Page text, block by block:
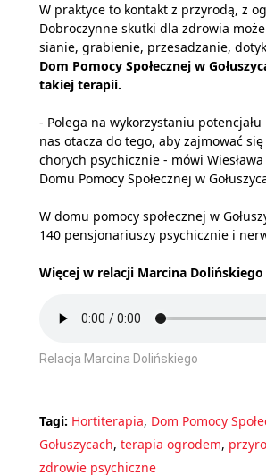
W praktyce to kontakt z przyrodą, z
Dobroczynne skutki dla zdrowia
sianie, grabienie, przesadzanie,
Dom Pomocy Społecznej w
takiej terapii.
- Polega na wykorzystaniu
nas otacza do tego, aby zajmować
chorych psychicznie - mówi Wiesława
Domu Pomocy Społecznej w
W domu pomocy społecznej w
140 pensjonariuszy psychicznie i
Więcej w relacji Marcina
Relacja Marcina Dolińskiego
Tagi: Hortiterapia, Dom Pomocy
Gołuszycach, terapia ogrodem,
zdrowie psychiczne